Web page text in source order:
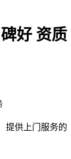
好 资质
提供上门服务的